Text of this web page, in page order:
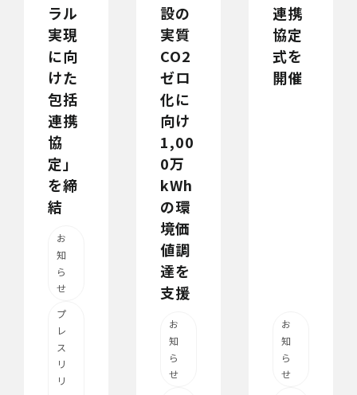
ラル
実現
に向
けた
包括
連携
協
定」
を締
結
お
知
ら
せ
プ
レ
ス
リ
リ
設の
実質
CO2
ゼロ
化に
向け
1,00
0万
kWh
の環
境価
値調
達を
支援
お
知
ら
せ
連携
協定
式を
開催
お
知
ら
せ